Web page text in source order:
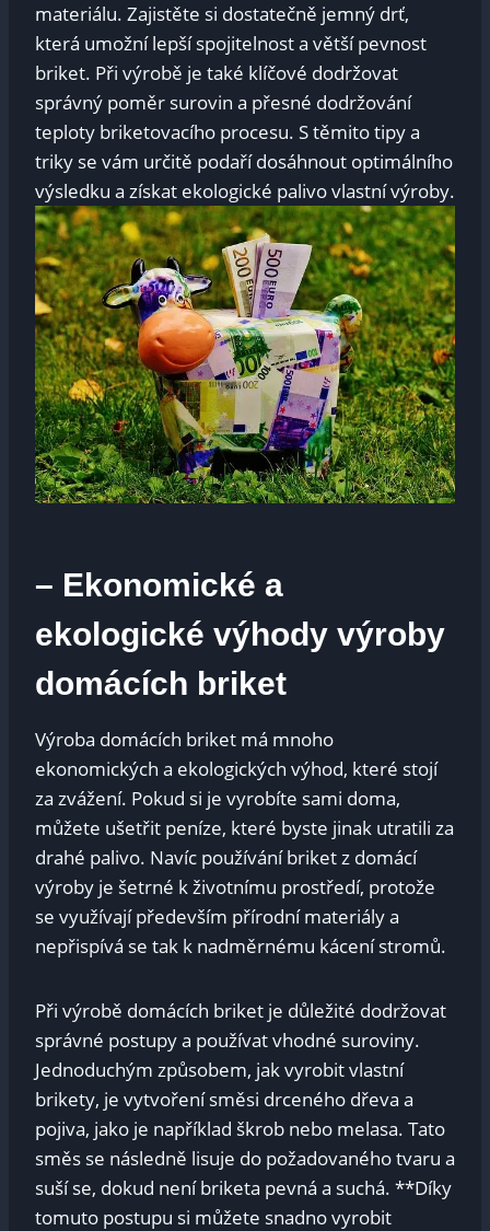
materiálu. Zajistěte si dostatečně jemný drť,
která umožní lepší spojitelnost a větší pevnost
briket. Při výrobě je také klíčové dodržovat
správný poměr surovin a přesné dodržování
teploty briketovacího procesu. S těmito tipy a
triky se vám určitě podaří dosáhnout optimálního
výsledku a získat ekologické palivo vlastní výroby.
– Ekonomické a
ekologické výhody výroby
domácích briket
Výroba domácích briket má mnoho
ekonomických a ekologických výhod, které stojí
za zvážení. Pokud si je vyrobíte sami doma,
můžete ušetřit peníze, které byste jinak utratili za
drahé palivo. Navíc používání briket z domácí
výroby je šetrné k životnímu prostředí, protože
se využívají především přírodní materiály a
nepřispívá se tak k nadměrnému kácení stromů.
Při výrobě domácích briket je důležité dodržovat
správné postupy a používat vhodné suroviny.
Jednoduchým způsobem, jak vyrobit vlastní
brikety, je vytvoření směsi drceného dřeva a
pojiva, jako je například škrob nebo melasa. Tato
směs se následně lisuje do požadovaného tvaru a
suší se, dokud není briketa pevná a suchá. **Díky
tomuto postupu si můžete snadno vyrobit